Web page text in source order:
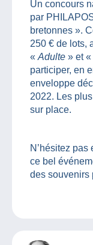
Un concours
par
bretonnes ».
250 € de lots,
« Adulte » et «
participer, en
enveloppe
2022. Les
sur place.
N’hésitez
ce bel
des souvenirs